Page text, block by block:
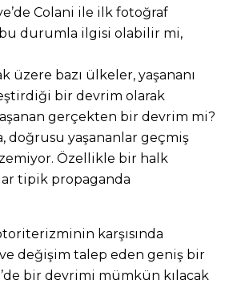
Colani ile ilk fotoğraf
bu durumla ilgisi olabilir mi,
üzere bazı ülkeler, yaşananı
bir devrim olarak
gerçekten bir devrim mi?
doğrusu yaşananlar geçmiş
Özellikle bir halk
tipik propaganda
karşısında
değişim talep eden geniş bir
bir devrimi mümkün kılacak